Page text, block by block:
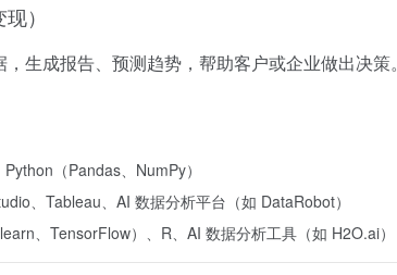
）
，生成报告、预测趋势，帮助客户或企业做出决策。
（Pandas、NumPy）
、Tableau、AI 数据分析平台（如 DataRobot）
、TensorFlow）、R、AI 数据分析工具（如 H2O.ai）